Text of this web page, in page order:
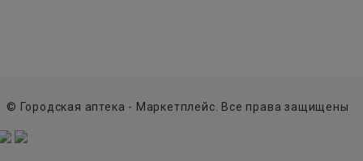
© Городская аптека - Маркетплейс. Все права защищены